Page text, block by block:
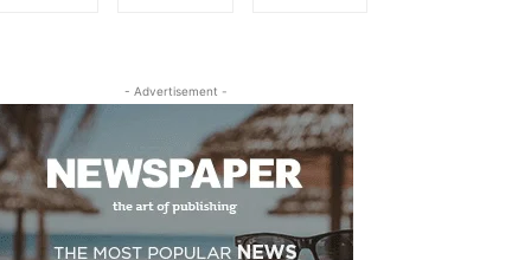
- Advertisement -